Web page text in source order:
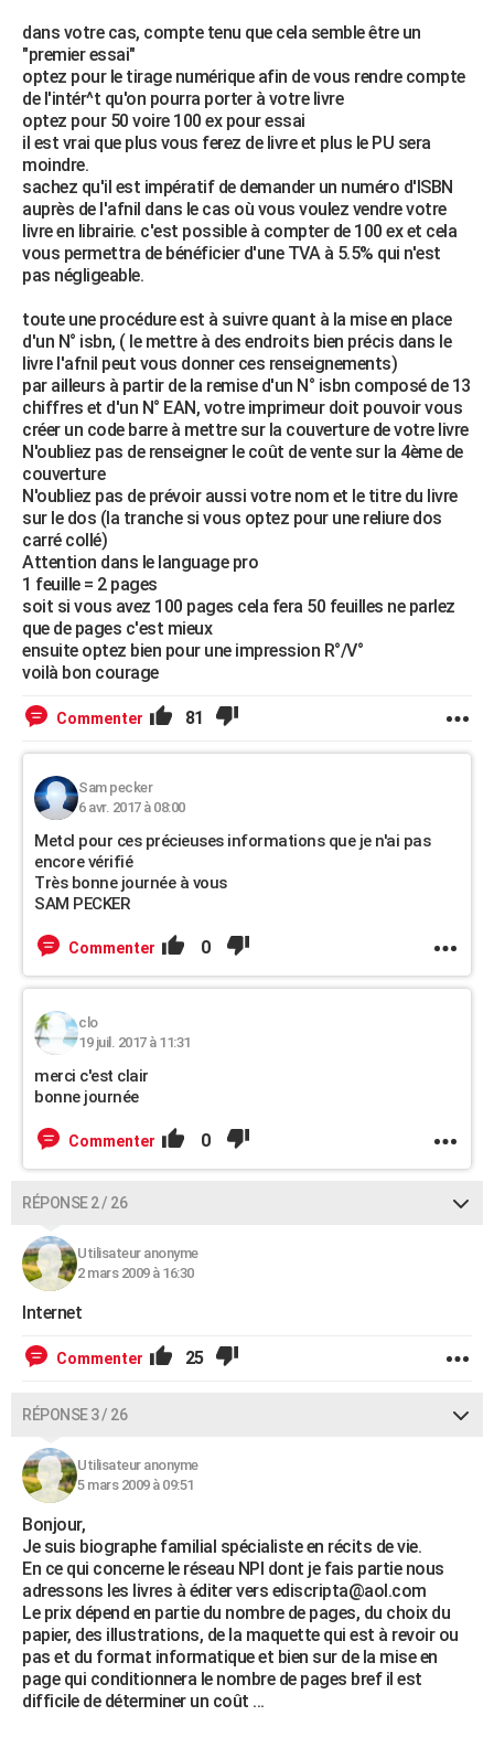
dans votre cas, compte tenu que cela semble être un
"premier essai"
optez pour le tirage numérique afin de vous rendre compte
de l'intér^t qu'on pourra porter à votre livre
optez pour 50 voire 100 ex pour essai
il est vrai que plus vous ferez de livre et plus le PU sera
moindre.
sachez qu'il est impératif de demander un numéro d'ISBN
auprès de l'afnil dans le cas où vous voulez vendre votre
livre en librairie. c'est possible à compter de 100 ex et cela
vous permettra de bénéficier d'une TVA à 5.5% qui n'est
pas négligeable.
toute une procédure est à suivre quant à la mise en place
d'un N° isbn, ( le mettre à des endroits bien précis dans le
livre l'afnil peut vous donner ces renseignements)
par ailleurs à partir de la remise d'un N° isbn composé de 13
chiffres et d'un N° EAN, votre imprimeur doit pouvoir vous
créer un code barre à mettre sur la couverture de votre livre
N'oubliez pas de renseigner le coût de vente sur la 4ème de
couverture
N'oubliez pas de prévoir aussi votre nom et le titre du livre
sur le dos (la tranche si vous optez pour une reliure dos
carré collé)
Attention dans le language pro
1 feuille = 2 pages
soit si vous avez 100 pages cela fera 50 feuilles ne parlez
que de pages c'est mieux
ensuite optez bien pour une impression R°/V°
voilà bon courage
Commenter 81
Sam pecker
6 avr. 2017 à 08:00
Metcl pour ces précieuses informations que je n'ai pas
encore vérifié
Très bonne journée à vous
SAM PECKER
Commenter 0
clo
19 juil. 2017 à 11:31
merci c'est clair
bonne journée
Commenter 0
RÉPONSE 2 / 26
Utilisateur anonyme
2 mars 2009 à 16:30
Internet
Commenter 25
RÉPONSE 3 / 26
Utilisateur anonyme
5 mars 2009 à 09:51
Bonjour,
Je suis biographe familial spécialiste en récits de vie.
En ce qui concerne le réseau NPI dont je fais partie nous
adressons les livres à éditer vers ediscripta@aol.com
Le prix dépend en partie du nombre de pages, du choix du
papier, des illustrations, de la maquette qui est à revoir ou
pas et du format informatique et bien sur de la mise en
page qui conditionnera le nombre de pages bref il est
difficile de déterminer un coût ...